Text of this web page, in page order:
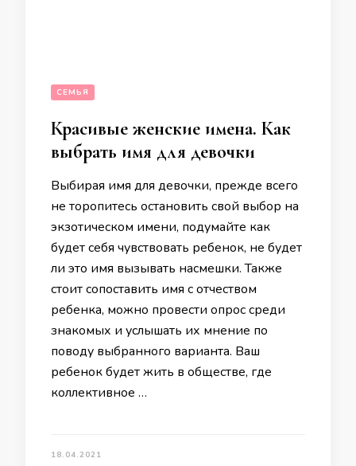
СЕМЬЯ
Красивые женские имена. Как
выбрать имя для девочки
Выбирая имя для девочки, прежде всего
не торопитесь остановить свой выбор на
экзотическом имени, подумайте как
будет себя чувствовать ребенок, не будет
ли это имя вызывать насмешки. Также
стоит сопоставить имя с отчеством
ребенка, можно провести опрос среди
знакомых и услышать их мнение по
поводу выбранного варианта. Ваш
ребенок будет жить в обществе, где
коллективное …
18.04.2021